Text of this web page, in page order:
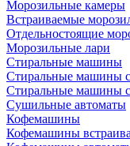
Морозильные камеры
Встраиваемые
Отдельностоящие
Морозильные лари
Стиральные машины
Стиральные машины с
Стиральные машины с
Сушильные автоматы
Кофемашины
Кофемашины